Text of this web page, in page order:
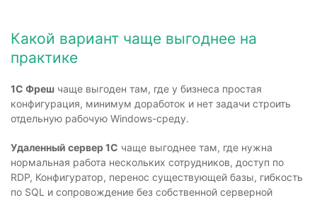
Какой вариант чаще выгоднее на
практике
1С Фреш чаще выгоден там, где у бизнеса простая
конфигурация, минимум доработок и нет задачи строить
отдельную рабочую Windows-среду.
Удаленный сервер 1С чаще выгоднее там, где нужна
нормальная работа нескольких сотрудников, доступ по
RDP, Конфигуратор, перенос существующей базы, гибкость
по SQL и сопровождение без собственной серверной